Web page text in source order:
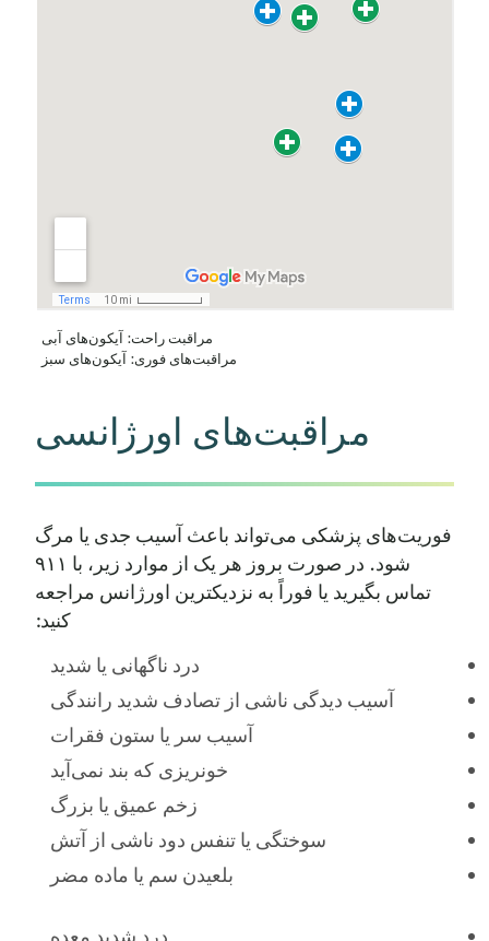
مراقبت راحت: آیکون‌های آبی
مراقبت‌های فوری: آیکون‌های سبز
مراقبت‌های اورژانسی
فوریت‌های پزشکی می‌تواند باعث آسیب جدی یا مرگ
شود. در صورت بروز هر یک از موارد زیر، با ۹۱۱
تماس بگیرید یا فوراً به نزدیکترین اورژانس مراجعه
کنید:
درد ناگهانی یا شدید
آسیب دیدگی ناشی از تصادف شدید رانندگی
آسیب سر یا ستون فقرات
خونریزی که بند نمی‌آید
زخم عمیق یا بزرگ
سوختگی یا تنفس دود ناشی از آتش
بلعیدن سم یا ماده مضر